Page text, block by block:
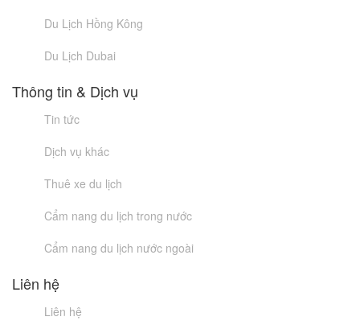
Du Lịch Hồng Kông
Du Lịch Dubai
Thông tin & Dịch vụ
Tin tức
Dịch vụ khác
Thuê xe du lịch
Cẩm nang du lịch trong nước
Cẩm nang du lịch nước ngoài
Liên hệ
Liên hệ